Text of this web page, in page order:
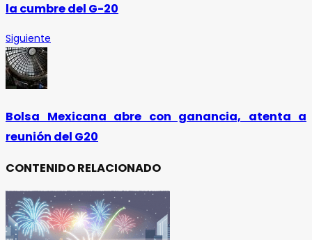
la cumbre del G-20
Siguiente
Bolsa Mexicana abre con ganancia, atenta a
reunión del G20
CONTENIDO RELACIONADO